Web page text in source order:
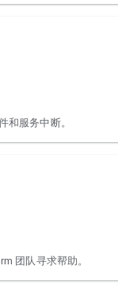
和服务中断。
团队寻求帮助。